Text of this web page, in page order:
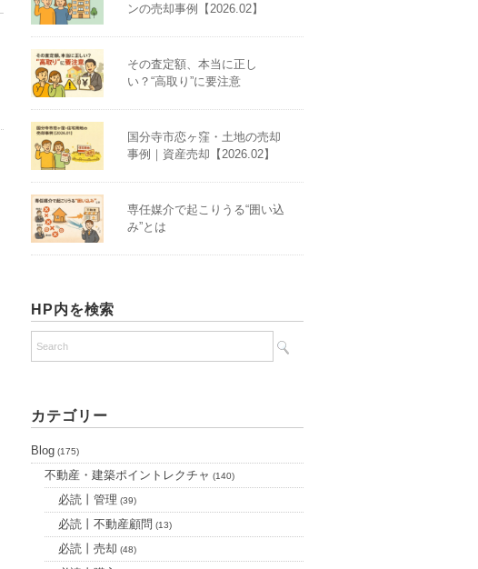
ンの売却事例【2026.02】
その査定額、本当に正し
い？“高取り”に要注意
国分寺市恋ヶ窪・土地の売却
事例｜資産売却【2026.02】
専任媒介で起こりうる“囲い込
み”とは
HP内を検索
カテゴリー
Blog (175)
不動産・建築ポイントレクチャ (140)
必読丨管理 (39)
必読丨不動産顧問 (13)
必読丨売却 (48)